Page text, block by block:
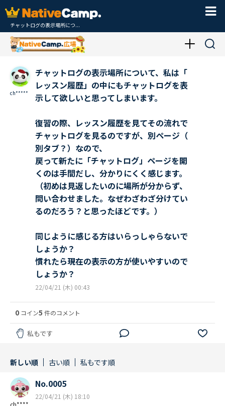
チャットログの表示場所につ...
ch*****
チャットログの表示場所について、私は「
レッスン履歴」の中にもチャットログを表
示して欲しいと思ってしまいます。
復習の際、レッスン履歴を見てその流れで
チャットログを見るのですが、別ページ（
別タブ？）なので、
戻って新たに「チャットログ」ページを開
くのは手間だし、分かりにくく感じます。
（初めは見返したいのに場所が分からず、
問い合わせました。なぜわざわざ分けてい
るのだろう？と思ったほどです。）
同じように感じる方はいらっしゃらないで
しょうか？
慣れたら現在の表示の方が使いやすいので
しょうか？
22/04/21 (木) 00:43
0 コイン5 件のコメント
私もです
新しい順 古い順 私もです順
No.0005
22/04/21 (木) 18:10